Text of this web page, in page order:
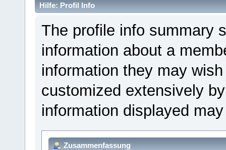
Hilfe: Profil Info
The profile info summary
information about a
information they may
customized extensively
information displayed
Zusammenfassung